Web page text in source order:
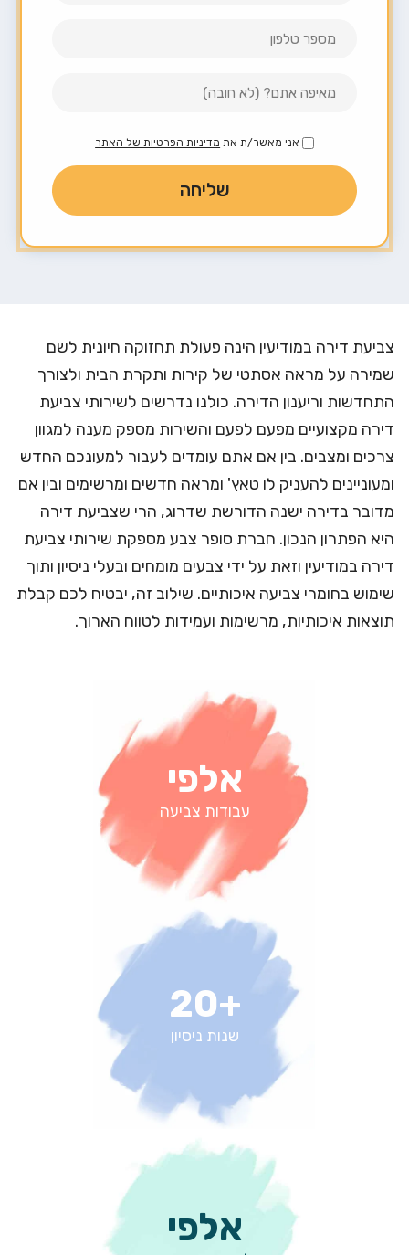
צביעת דירה במודיעין הינה פעולת תחזוקה חיונית לשם
שמירה על מראה אסתטי של קירות ותקרת הבית ולצורך
התחדשות וריענון הדירה. כולנו נדרשים לשירותי צביעת
דירה מקצועיים מפעם לפעם והשירות מספק מענה למגוון
צרכים ומצבים. בין אם אתם עומדים לעבור למעונכם החדש
ומעוניינים להעניק לו טאץ' ומראה חדשים ומרשימים ובין אם
מדובר בדירה ישנה הדורשת שדרוג, הרי שצביעת דירה
היא הפתרון הנכון. חברת סופר צבע מספקת שירותי צביעת
דירה במודיעין וזאת על ידי צבעים מומחים ובעלי ניסיון ותוך
שימוש בחומרי צביעה איכותיים. שילוב זה, יבטיח לכם קבלת
תוצאות איכותיות, מרשימות ועמידות לטווח הארוך.
+20
שנות ניסיון
אלפי
אלפי
עבודות צביעה
אני מאשר/ת את מדיניות הפרטיות של האתר